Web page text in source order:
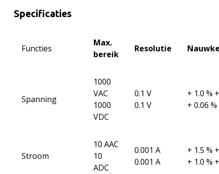
Specificaties
Functies
Max.
bereik
Resolutie
Spanning
1000
VAC
1000
VDC
0.1 V
0.1 V
+ 1.0 %
+ 0.06
Stroom
10 AAC
10
ADC
0.001 A
0.001 A
+ 1.5 %
+ 1.0 %